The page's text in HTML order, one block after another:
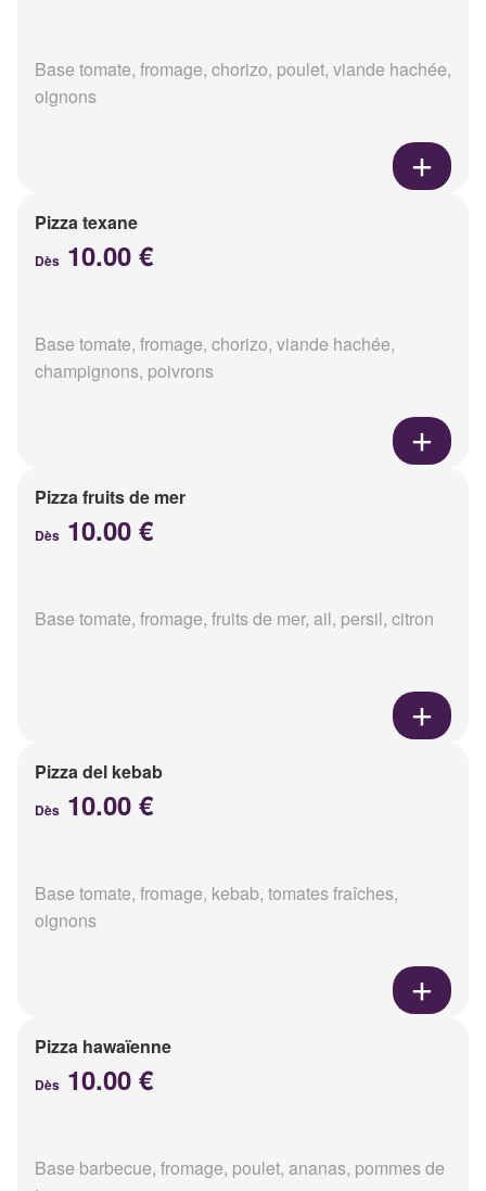
Base tomate, fromage, chorizo, poulet, viande hachée,
oignons
Pizza texane
Dès 10.00 €
Base tomate, fromage, chorizo, viande hachée,
champignons, poivrons
Pizza fruits de mer
Dès 10.00 €
Base tomate, fromage, fruits de mer, ail, persil, citron
Pizza del kebab
Dès 10.00 €
Base tomate, fromage, kebab, tomates fraîches,
oignons
Pizza hawaïenne
Dès 10.00 €
Base barbecue, fromage, poulet, ananas, pommes de